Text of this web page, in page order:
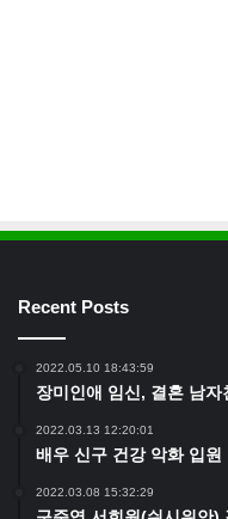
Recent Posts
2022.05.10 18:43:59
장미인애 임신, 결혼 남
2022.03.13 12:20:01
배우 신구 건강 악화 입원
2022.03.08 15:32:29